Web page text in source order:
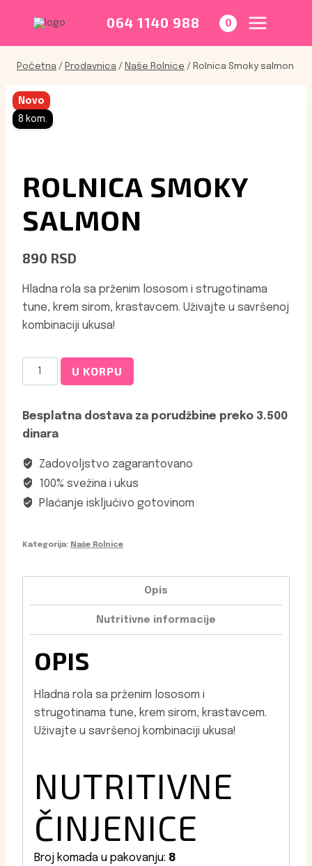
content
064 1140 988 0
Početna / Prodavnica / Naše Rolnice / Rolnica Smoky salmon
Novo
8 kom.
ROLNICA SMOKY
SALMON
890 RSD
Hladna rola sa prženim lososom i strugotinama
tune, krem sirom, krastavcem. Uživajte u savršenoj
kombinaciji ukusa!
Rolnica
Smoky
količina
U KORPU
Besplatna dostava za porudžbine preko 3.500
dinara
Zadovoljstvo zagarantovano
100% svežina i ukus
Plaćanje isključivo gotovinom
Kategorija: Naše Rolnice
Opis
Nutritivne informacije
OPIS
Hladna rola sa prženim lososom i
strugotinama tune, krem sirom, krastavcem.
Uživajte u savršenoj kombinaciji ukusa!
NUTRITIVNE
ČINJENICE
Broj komada u pakovanju: 8